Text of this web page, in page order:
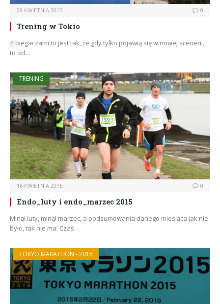
28 KWIETNIA 2015 0
Trening w Tokio
Z biegaczami to jest tak, że gdy tylko pojawią się w nowej scenerii,
to od…
TRENING
16 KWIETNIA 2015 0
Endo_luty i endo_marzec 2015
Minął luty, minął marzec, a podsumowania danego miesiąca jak nie
było, tak nie ma. Czas…
TOKYO MARATHON - 2015